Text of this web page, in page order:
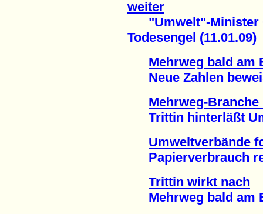
weiter
"Umwelt"-Minister
Todesengel (11.01.09)
Mehrweg bald am
Neue Zahlen
Mehrweg-
Trittin hinterläßt
Umweltverbände
Papierverbrauch
Trittin wirkt nach
Mehrweg bald am